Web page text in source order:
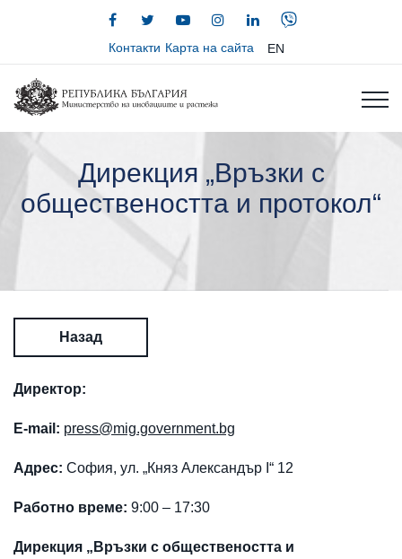
Контакти Карта на сайта EN
Дирекция „Връзки с
обществеността и протокол“
Назад
Директор:
E-mail: press@mig.government.bg
Адрес: София, ул. „Княз Александър I“ 12
Работно време: 9:00 – 17:30
Дирекция „Връзки с обществеността и